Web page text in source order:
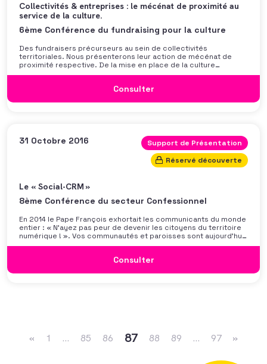
Collectivités & entreprises : le mécénat de proximité au
service de la culture.
6ème Conférence du fundraising pour la culture
Des fundraisers précurseurs au sein de collectivités
territoriales. Nous présenterons leur action de mécénat de
proximité respective. De la mise en place de la culture
fundraising, au développement d’un club d’entreprises locales,
d’une telle démarche. Olivier de la Blanchardière (Les
Consulter
31 Octobre 2016
Support de Présentation
Réservé découverte
Le « Social-CRM »
8ème Conférence du secteur Confessionnel
En 2014 le Pape François exhortait les communicants du monde
entier : « N’ayez pas peur de devenir les citoyens du territoire
numérique ! ». Vos communautés et paroisses sont aujourd’hui
confrontées à des enjeux au croisement des problématiques
Comment exister sur ce « continent numérique »
Consulter
« 1 … 85 86 87 88 89 … 97 »